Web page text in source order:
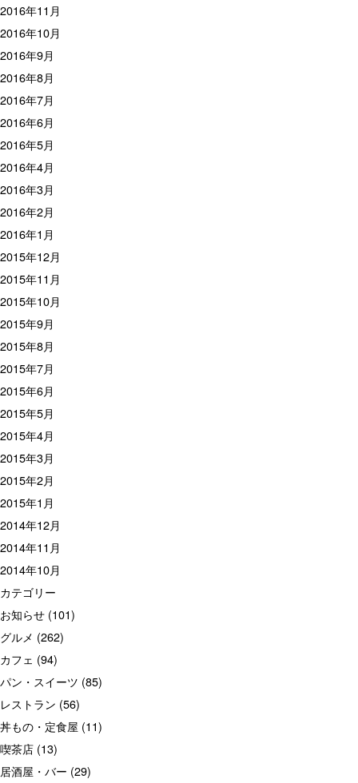
2016年11月
2016年10月
2016年9月
2016年8月
2016年7月
2016年6月
2016年5月
2016年4月
2016年3月
2016年2月
2016年1月
2015年12月
2015年11月
2015年10月
2015年9月
2015年8月
2015年7月
2015年6月
2015年5月
2015年4月
2015年3月
2015年2月
2015年1月
2014年12月
2014年11月
2014年10月
カテゴリー
お知らせ (101)
グルメ (262)
カフェ (94)
パン・スイーツ (85)
レストラン (56)
丼もの・定食屋 (11)
喫茶店 (13)
居酒屋・バー (29)